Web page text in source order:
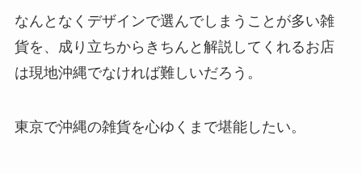
なんとなくデザインで選んでしまうことが多い雑
貨を、成り立ちからきちんと解説してくれるお店
は現地沖縄でなければ難しいだろう。
東京で沖縄の雑貨を心ゆくまで堪能したい。